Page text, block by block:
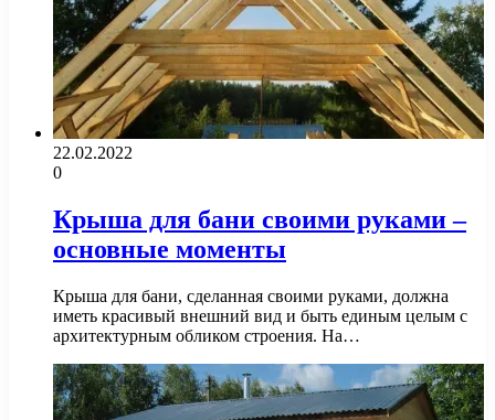
22.02.2022
0
Крыша для бани своими руками –
основные моменты
Крыша для бани, сделанная своими руками, должна
иметь красивый внешний вид и быть единым целым с
архитектурным обликом строения. На…